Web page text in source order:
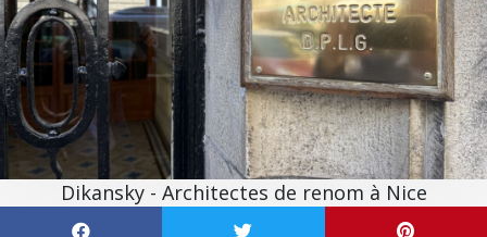
Dikansky - Architectes de renom à Nice